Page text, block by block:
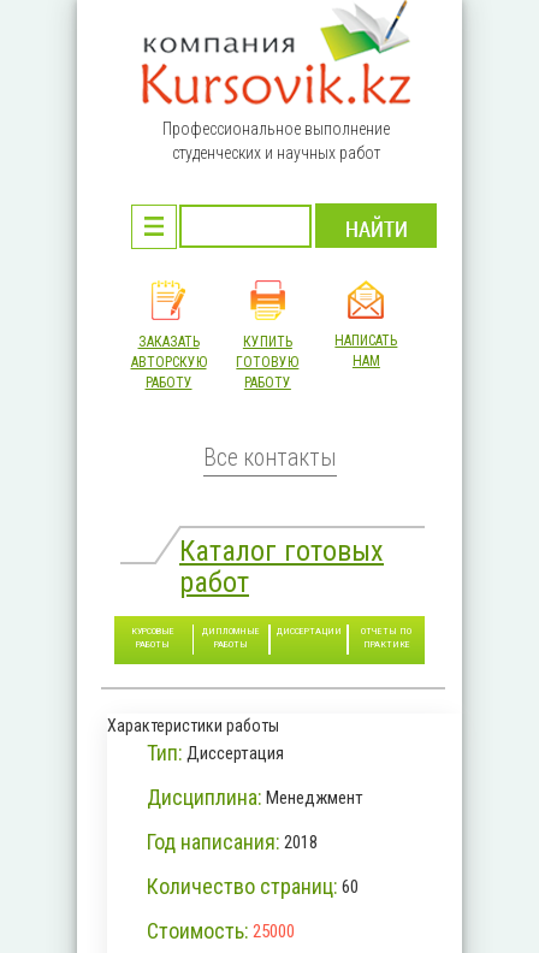
Профессиональное выполнение
студенческих и научных работ
ЗАКАЗАТЬ
АВТОРСКУЮ
РАБОТУ
КУПИТЬ
ГОТОВУЮ
РАБОТУ
НАПИСАТЬ
НАМ
Все контакты
Каталог готовых
работ
КУРСОВЫЕ
РАБОТЫ
ДИПЛОМНЫЕ
РАБОТЫ
ДИССЕРТАЦИИ
ОТЧЕТЫ ПО
ПРАКТИКЕ
Характеристики работы
Тип: Диссертация
Дисциплина: Менеджмент
Год написания: 2018
Количество страниц: 60
Стоимость: 25000